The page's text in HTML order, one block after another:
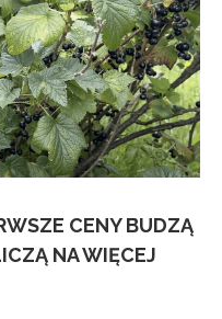
CENY BUDZĄ
NA WIĘCEJ